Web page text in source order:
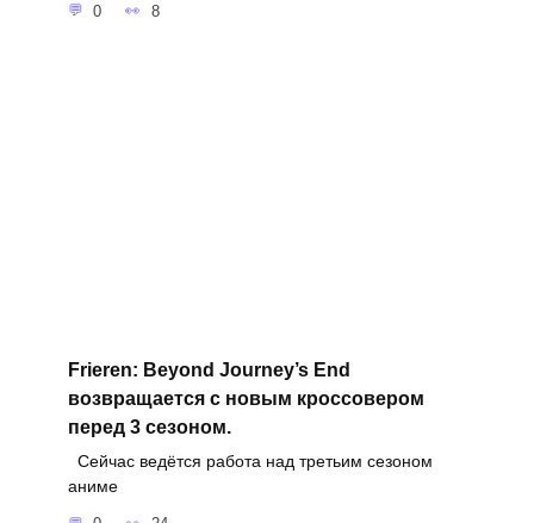
0 8
Frieren: Beyond Journey’s End
возвращается с новым кроссовером
перед 3 сезоном.
Сейчас ведётся работа над третьим сезоном
аниме